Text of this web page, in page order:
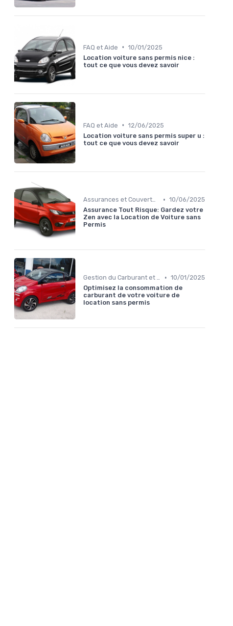
FAQ et Aide • 10/01/2025
Location voiture sans permis nice :
tout ce que vous devez savoir
FAQ et Aide • 12/06/2025
Location voiture sans permis super u :
tout ce que vous devez savoir
Assurances et Couvertures • 10/06/2025
Assurance Tout Risque: Gardez votre
Zen avec la Location de Voiture sans
Permis
Gestion du Carburant et Entretien • 10/01/2025
Optimisez la consommation de
carburant de votre voiture de
location sans permis